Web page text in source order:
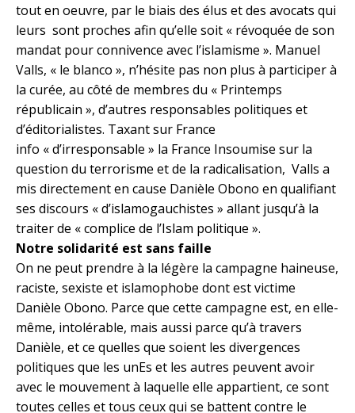
tout en oeuvre, par le biais des élus et des avocats qui
leurs sont proches afin qu’elle soit « révoquée de son
mandat pour connivence avec l’islamisme ». Manuel
Valls, « le blanco », n’hésite pas non plus à participer à
la curée, au côté de membres du « Printemps
républicain », d’autres responsables politiques et
d’éditorialistes. Taxant sur France
info « d’irresponsable » la France Insoumise sur la
question du terrorisme et de la radicalisation, Valls a
mis directement en cause Danièle Obono en qualifiant
ses discours « d’islamogauchistes » allant jusqu’à la
traiter de « complice de l’Islam politique ».
Notre solidarité est sans faille
On ne peut prendre à la légère la campagne haineuse,
raciste, sexiste et islamophobe dont est victime
Danièle Obono. Parce que cette campagne est, en elle-
même, intolérable, mais aussi parce qu’à travers
Danièle, et ce quelles que soient les divergences
politiques que les unEs et les autres peuvent avoir
avec le mouvement à laquelle elle appartient, ce sont
toutes celles et tous ceux qui se battent contre le